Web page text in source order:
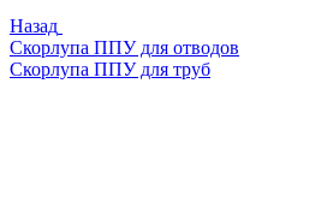
Назад
Скорлупа ППУ для отводов
Скорлупа ППУ для труб